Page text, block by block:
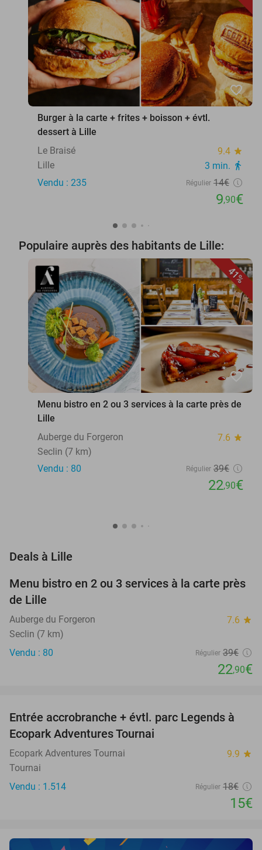
favorite_border
Burger à la carte + frites + boisson + évtl.
dessert à Lille
Le Braisé
9.4 star
Lille 3 min. directions_walk
Vendu : 235 Régulier 14€
9,90€
Populaire auprès des habitants de Lille:
41%
favorite_border
Menu bistro en 2 ou 3 services à la carte près de
Lille
Auberge du Forgeron
7.6 star
Seclin (7 km)
Vendu : 80
Régulier 39€
22,90€
Deals à Lille
41%
Menu bistro en 2 ou 3 services à la carte près
de Lille
Auberge du Forgeron 7.6 star
Seclin (7 km)
Vendu : 80
Régulier 39€
22,90€
17%
Entrée accrobranche + évtl. parc Legends à
Ecopark Adventures Tournai
Ecopark Adventures Tournai 9.9 star
Tournai
Vendu : 1.514
Régulier 18€
15€